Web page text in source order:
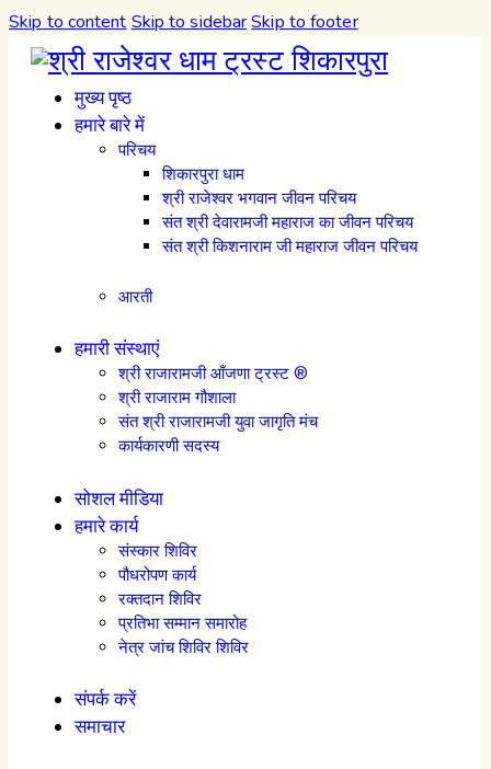
Skip to content Skip to sidebarSkip to footer
मुख्य पृष्ठ
हमारे बारे में
परिचय
शिकारपुरा धाम
श्री राजेश्वर भगवान जीवन परिचय
संत श्री देवारामजी महाराज का जीवन परिचय
संत श्री किशनाराम जी महाराज जीवन परिचय
आरती
हमारी संस्थाएं
श्री राजारामजी आँजणा ट्रस्ट ®
श्री राजाराम गौशाला
संत श्री राजारामजी युवा जागृति मंच
कार्यकारणी सदस्य
सोशल मीडिया
हमारे कार्य
संस्कार शिविर
पौधरोपण कार्य
रक्तदान शिविर
प्रतिभा सम्मान समारोह
नेत्र जांच शिविर शिविर
संपर्क करें
समाचार